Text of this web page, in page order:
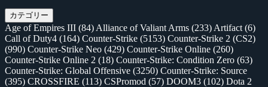
カテゴリー
Age of Empires III (84) Alliance of Valiant Arms (233) Artifact (6)
Call of Duty4 (164) Counter-Strike (5153) Counter-Strike 2 (CS2)
(990) Counter-Strike Neo (429) Counter-Strike Online (260)
Counter-Strike Online 2 (18) Counter-Strike: Condition Zero (63)
Counter-Strike: Global Offensive (3250) Counter-Strike: Source
(395) CROSSFIRE (113) CSPromod (57) DOOM3 (102) Dota 2